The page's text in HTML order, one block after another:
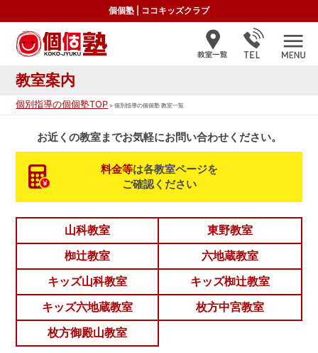
個個塾 ココキッズクラブ
教室案内
個別指導の個個塾TOP > 個別指導の個個塾 教室一覧
お近くの教室までお気軽にお問い合わせください。
料金等は各教室ページを
ご確認ください
山科教室
東野教室
椥辻教室
六地蔵教室
キッズ山科教室
キッズ椥辻教室
キッズ六地蔵教室
枚方中宮教室
枚方御殿山教室